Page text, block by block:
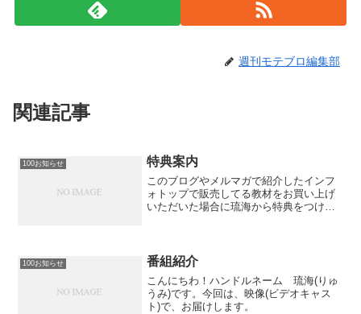
週刊モテブロ編集部
関連記事
100お知らせ 特典案内
このブログやメルマガで紹介したインフ
ォトップで販売してる教材をお買い上げ
いただいた場合に琉海から特典をつけて
り、ご自身のブログやサイト...
100お知らせ 番組紹介
こんにちわ！ハンドルネーム 琉海(りゅ
うみ)です。今回は、映像(ビデオキャス
ト)で、お届けします。